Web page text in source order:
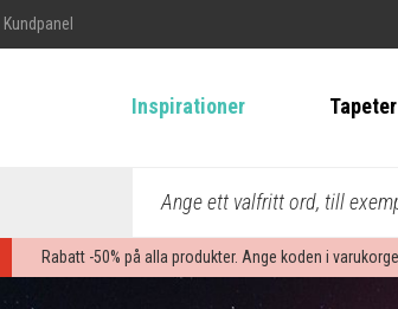
Kundpanel
Inspirationer Tapeter
Ange ett valfritt ord, till
Rabatt -50% på alla produkter. Ange koden i